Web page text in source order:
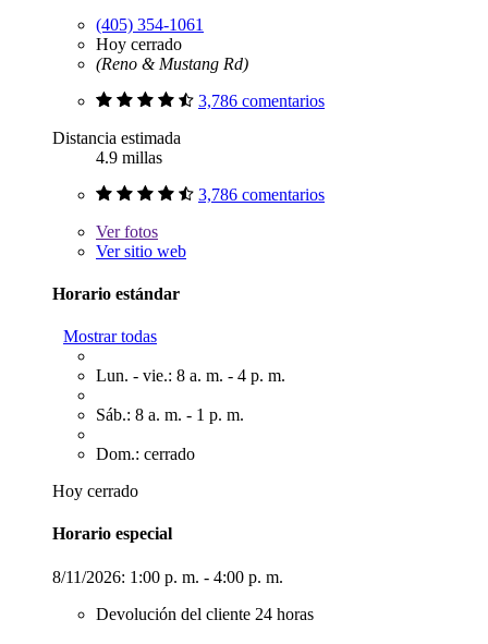
(405) 354-1061
Hoy cerrado
(Reno & Mustang Rd)
3,786 comentarios
Distancia estimada
4.9 millas
3,786 comentarios
Verfotos
Ver sitio web
Horario estándar
Mostrar todas
Lun. - vie.: 8 a. m. - 4 p. m.
Sáb.: 8 a. m. - 1 p. m.
Dom.: cerrado
Hoy cerrado
Horario especial
8/11/2026: 1:00 p. m. - 4:00 p. m.
Devolución del cliente 24 horas